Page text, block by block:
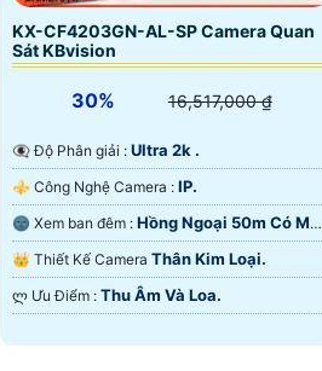
KX-CF4203GN-AL-SP Camera Quan
Sát KBvision
30% 16,517,000 ₫
👁️‍🗨 Độ Phân giải :Ultra 2k .
⚜️ Công Nghệ Camera : IP.
🌚 Xem ban đêm : Hồng Ngoại 50m Có Màu
Ban Đêm.
👑 Thiết Kế CameraThân Kim Loại.
️ლ Ưu Điểm :Thu Âm Và Loa.